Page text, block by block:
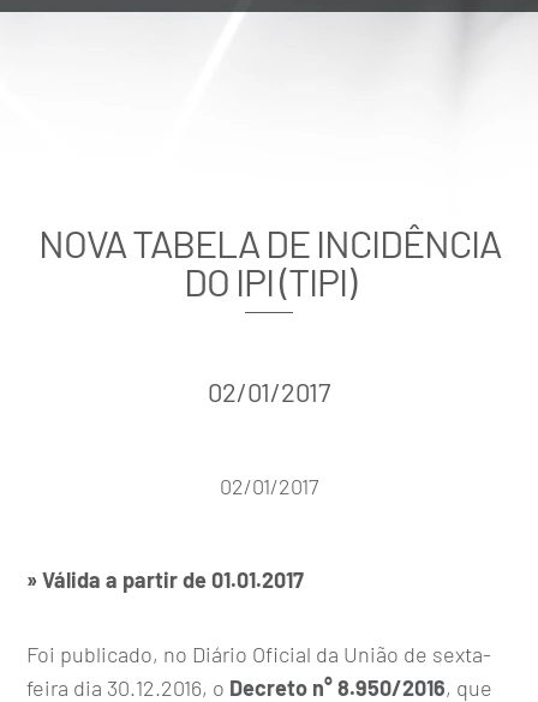
NOVA TABELA DE INCIDÊNCIA
DO IPI (TIPI)
02/01/2017
02/01/2017
» Válida a partir de 01.01.2017
Foi publicado, no Diário Oficial da União de sexta-
feira dia 30.12.2016, o Decreto n° 8.950/2016, que